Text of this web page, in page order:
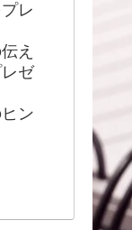
レ
え
ゼ
ン